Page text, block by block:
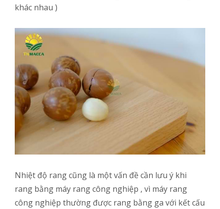
khác nhau )
Nhiệt độ rang cũng là một vấn đề cần lưu ý khi
rang bằng máy rang công nghiệp , vì máy rang
công nghiệp thường được rang bằng ga với kết cấu